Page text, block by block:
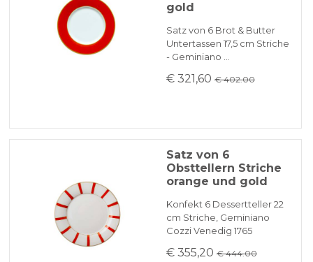
gold
Satz von 6 Brot & Butter
Untertassen 17,5 cm Striche
- Geminiano …
€ 321,60 € 402.00
Satz von 6
Obsttellern Striche
orange und gold
Konfekt 6 Dessertteller 22
cm Striche, Geminiano
Cozzi Venedig 1765
€ 355,20 € 444.00